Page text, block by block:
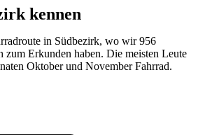
kennen
in Südbezirk, wo wir 956
zum Erkunden haben. Die meisten Leute
Oktober und November Fahrrad.